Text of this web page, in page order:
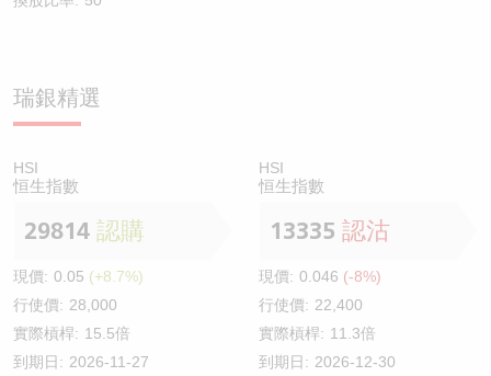
瑞銀精選
HSI
恒生指數
29814 認購
現價: 0.05 (+8.7%)
行使價: 28,000
實際槓桿: 15.5倍
到期日: 2026-11-27
HSI
恒生指數
13335 認沽
現價: 0.046 (-8%)
行使價: 22,400
實際槓桿: 11.3倍
到期日: 2026-12-30